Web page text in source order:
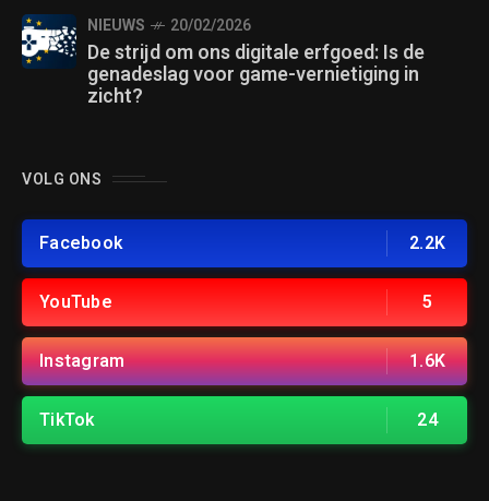
NIEUWS 20/02/2026
De strijd om ons digitale erfgoed: Is de
genadeslag voor game-vernietiging in
zicht?
VOLG ONS
Facebook 2.2K
YouTube 5
Instagram 1.6K
TikTok 24